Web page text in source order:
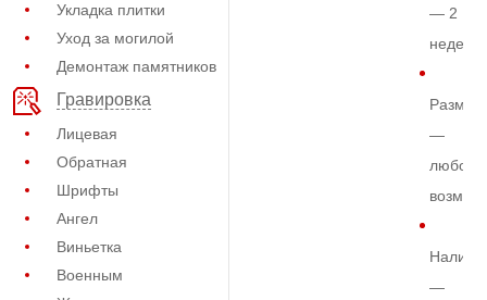
Укладка плитки
Уход за могилой
Демонтаж памятников
Гравировка
Лицевая
Обратная
Шрифты
Ангел
Виньетка
Военным
— 2
недели
Размер
—
любой
—